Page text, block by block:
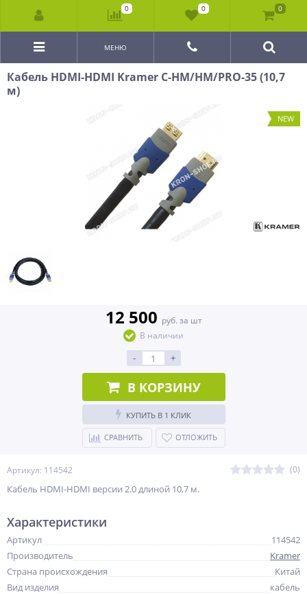
МЕНЮ
Кабель HDMI-HDMI Kramer C-HM/HM/PRO-35 (10,7
м)
NEW
Артикул: 114542 (0)
Кабель HDMI-HDMI версии 2.0 длиной 10,7 м.
12 500 руб. за шт
В наличии
- +
В КОРЗИНУ
КУПИТЬ В 1 КЛИК
СРАВНИТЬ ОТЛОЖИТЬ
Характеристики
Артикул
114542
Производитель
Kramer
Страна происхождения
Китай
Вид изделия
кабель
0 0 0